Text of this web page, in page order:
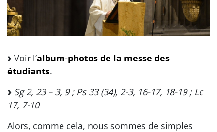
Voir l’album-photos de la messe des
étudiants.
Sg 2, 23 – 3, 9 ; Ps 33 (34), 2-3, 16-17, 18-19 ; Lc
17, 7-10
Alors, comme cela, nous sommes de simples